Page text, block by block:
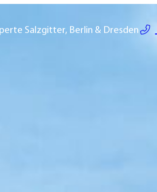
Salzgitter, Berlin & Dresden